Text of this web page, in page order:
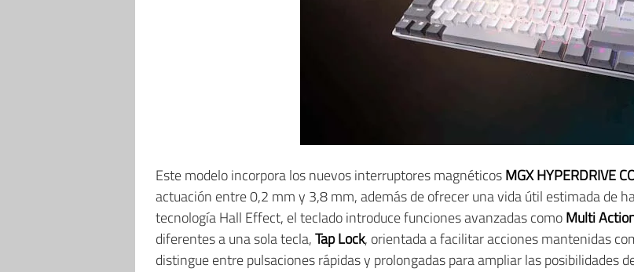
Este modelo incorpora los nuevos interruptores magnéticosMGX HYPERDRIVE
actuación entre 0,2 mm y 3,8 mm, además de ofrecer una vida útil estimada de
tecnología Hall Effect, el teclado introduce funciones avanzadas comoMulti
diferentes a una sola tecla,Tap Lock, orientada a facilitar acciones mantenidas
distingue entre pulsaciones rápidas y prolongadas para ampliar las posibilidades